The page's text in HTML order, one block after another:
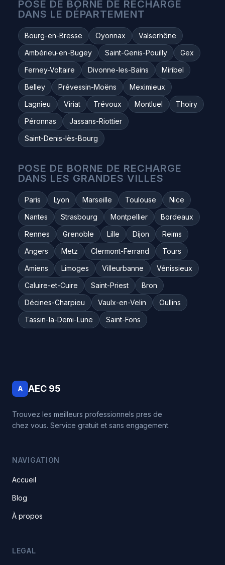
POSE DE BORNE DE RECHARGE
DANS LE DÉPARTEMENT
Bourg-en-Bresse Oyonnax
Valserhône
Ambérieu-en-Bugey
Saint-Genis-Pouilly
Gex
Ferney-Voltaire
Divonne-les-Bains
Miribel
Belley
Prévessin-Moëns
Meximieux
Lagnieu
Viriat Trévoux Montluel
Thoiry
Péronnas
Jassans-Riottier
Saint-Denis-lès-Bourg
POSE DE BORNE DE RECHARGE
DANS LES GRANDES VILLES
Paris Lyon Marseille Toulouse
Nice
Nantes
Strasbourg Montpellier
Bordeaux
Rennes
Grenoble Lille Dijon
Reims
Angers
Metz Clermont-Ferrand
Tours
Amiens
Limoges Villeurbanne
Vénissieux
Caluire-et-Cuire
Saint-Priest
Bron
Décines-Charpieu
Vaulx-en-Velin
Oullins
Tassin-la-Demi-Lune
Saint-Fons
A AEC 95
Trouvez les meilleurs professionnels pres de
chez vous. Service gratuit et sans engagement.
NAVIGATION
Accueil
Blog
À propos
LEGAL